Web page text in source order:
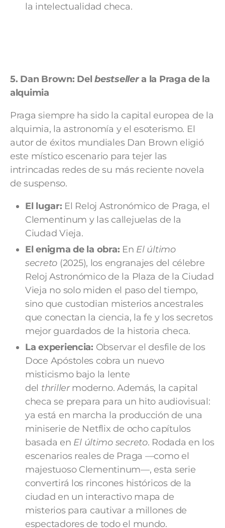
la intelectualidad checa.
5. Dan Brown: Delbestsellera la Praga de la
alquimia
Praga siempre ha sido la capital europea de la
alquimia, la astronomía y el esoterismo. El
autor de éxitos mundiales Dan Brown eligió
este místico escenario para tejer las
intrincadas redes de su más reciente novela
de suspenso.
El lugar: El Reloj Astronómico de Praga, el
Clementinum y las callejuelas de la
Ciudad Vieja.
El enigma de la obra: En El último
secreto (2025), los engranajes del célebre
Reloj Astronómico de la Plaza de la Ciudad
Vieja no solo miden el paso del tiempo,
sino que custodian misterios ancestrales
que conectan la ciencia, la fe y los secretos
mejor guardados de la historia checa.
La experiencia: Observar el desfile de los
Doce Apóstoles cobra un nuevo
misticismo bajo la lente
del thrillermoderno. Además, la capital
checa se prepara para un hito audiovisual:
ya está en marcha la producción de una
miniserie de Netflix de ocho capítulos
basada en El último secreto. Rodada en los
escenarios reales de Praga —como el
majestuoso Clementinum—, esta serie
convertirá los rincones históricos de la
ciudad en un interactivo mapa de
misterios para cautivar a millones de
espectadores de todo el mundo.